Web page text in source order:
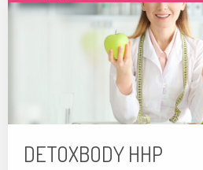
DETOXBODY HHP